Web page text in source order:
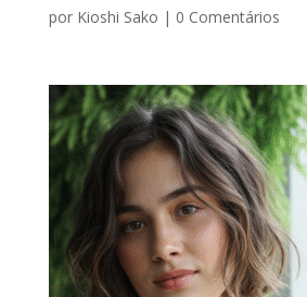
por Kioshi Sako | 0 Comentários